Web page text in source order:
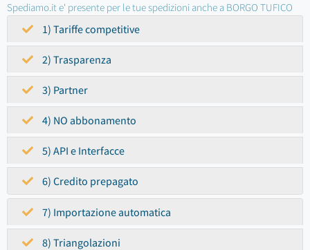
Spediamo.it e' presente per le tue spedizioni anche a BORGO TUFICO
1) Tariffe competitive
2) Trasparenza
3) Partner
4) NO abbonamento
5) API e Interfacce
6) Credito prepagato
7) Importazione automatica
8) Triangolazioni